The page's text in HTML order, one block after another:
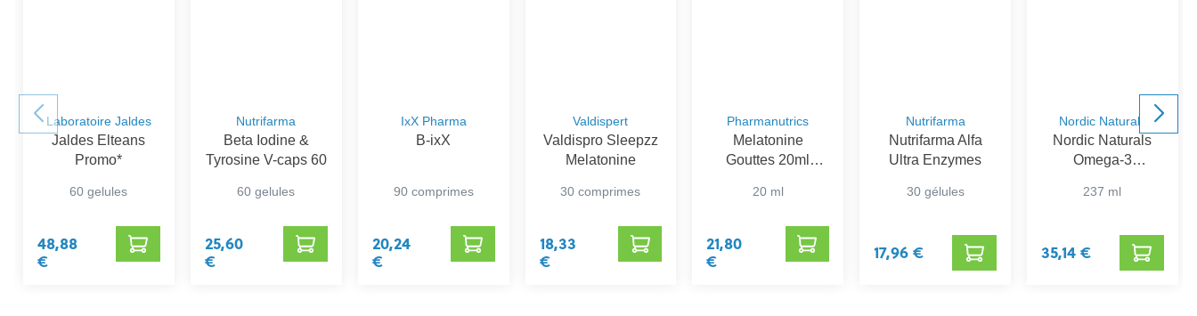
Laboratoire Jaldes
Jaldes Elteans
Promo*
60 gelules
48,88
€
Nutrifarma
Beta Iodine &
Tyrosine V-caps 60
60 gelules
25,60
€
IxX Pharma
B-ixX
90 comprimes
20,24
€
Valdispert
Valdispro Sleepzz
Melatonine
30 comprimes
18,33
€
Pharmanutrics
Melatonine
Gouttes 20ml
20 ml
21,80
€
Nutrifarma
Nutrifarma Alfa
Ultra Enzymes
30 gélules
17,96 €
Nordic Naturals
Nordic Naturals
Omega-3
237 ml
35,14 €